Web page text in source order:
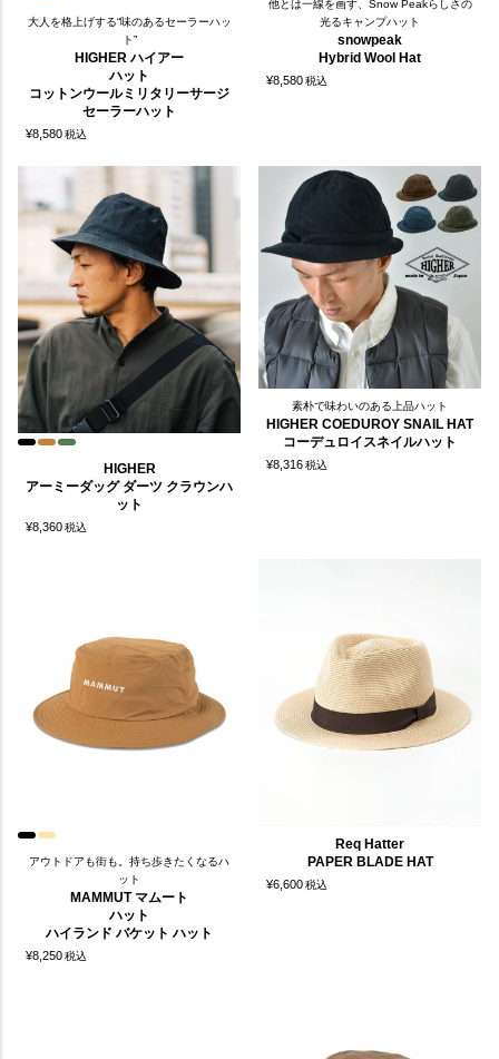
大人を格上げする“味のあるセーラーハッ
ト”
HIGHER ハイアー
ハット
コットンウールミリタリーサージ
セーラーハット
¥8,580税込
他とは一線を画す、Snow Peakらしさの
光るキャンプハット
snowpeak
Hybrid Wool Hat
¥8,580税込
HIGHER
アーミーダッグ ダーツ クラウンハ
ット
¥8,360税込
素朴で味わいのある上品ハット
HIGHER COEDUROY SNAIL HAT
コーデュロイスネイルハット
¥8,316税込
アウトドアも街も。持ち歩きたくなるハ
ット
MAMMUT マムート
ハット
ハイランド バケット ハット
¥8,250税込
Req Hatter
PAPER BLADE HAT
¥6,600税込